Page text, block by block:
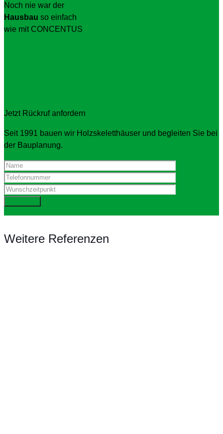
Noch nie war der
Hausbau so einfach
wie mit CONCENTUS
Jetzt Rückruf anfordern
Seit 1991 bauen wir Holzskeletthäuser und begleiten Sie bei
der Bauplanung.
Weitere Referenzen